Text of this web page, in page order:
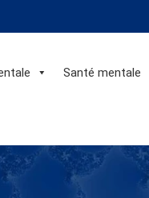
Santé mentale